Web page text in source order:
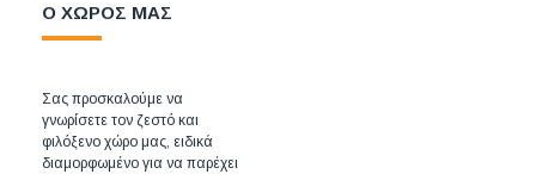
Ο ΧΩΡΟΣ ΜΑΣ
Σας προσκαλούμε να
γνωρίσετε τον ζεστό και
φιλόξενο χώρο μας, ειδικά
διαμορφωμένο για να παρέχει